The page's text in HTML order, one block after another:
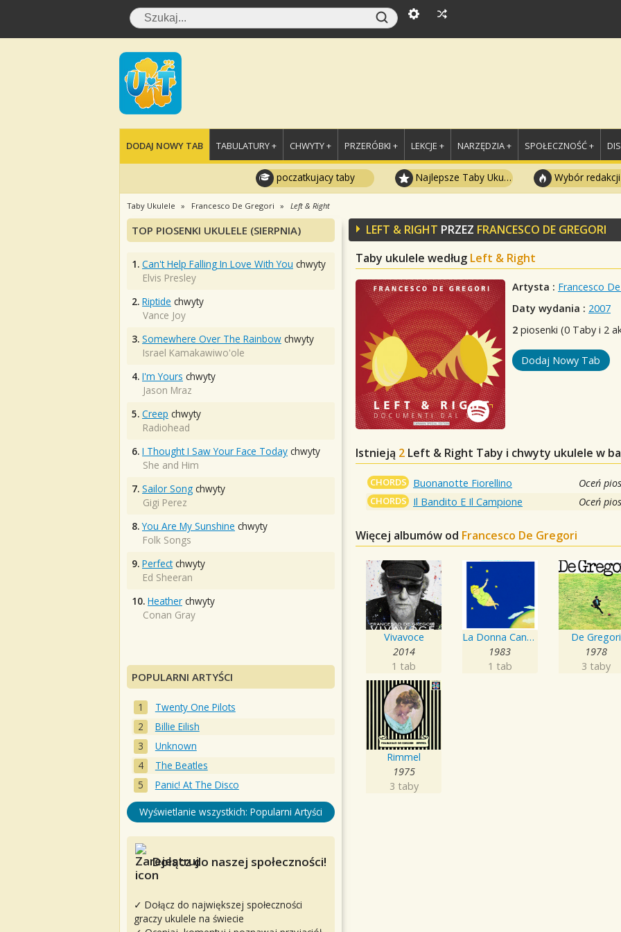
DODAJ NOWY TAB TABULATURY + CHWYTY + PRZERÓBKI + LEKCJE + NARZĘDZIA + SPOŁECZNOŚĆ +
poczatkujacy taby Najlepsze Taby Ukulele Wybór redakcji
Taby Ukulele Francesco De Gregori Left & Right
LEFT & RIGHT PRZEZ FRANCESCO DE GREGORI
Taby ukulele według Left & Right
Artysta : Francesco
Daty wydania : 2007
2 piosenki (0 Taby i 2
Dodaj Nowy Tab
Istnieją 2 Left & Right Taby i chwyty ukulele w
CHORDS Buonanotte Fiorellino Oceń
CHORDS Il Bandito E Il Campione Oceń
Więcej albumów od Francesco De Gregori
Vivavoce
2014
1 tab
La Donna Cannone
1983
1 tab
De Gregori
1978
3 taby
Rimmel
1975
3 taby
TOP PIOSENKI UKULELE (SIERPNIA)
1. Can't Help Falling In Love With You chwyty
Elvis Presley
2. Riptide chwyty
Vance Joy
3. Somewhere Over The Rainbow chwyty
Israel Kamakawiwo'ole
4. I'm Yours chwyty
Jason Mraz
5. Creep chwyty
Radiohead
6. I Thought I Saw Your Face Today chwyty
She and Him
7. Sailor Song chwyty
Gigi Perez
8. You Are My Sunshine chwyty
Folk Songs
9. Perfectchwyty
Ed Sheeran
10. Heather chwyty
Conan Gray
POPULARNI ARTYŚCI
Twenty One Pilots
Billie Eilish
Unknown
The Beatles
Panic! At The Disco
Wyświetlanie wszystkich: Popularni Artyści
Dołącz do naszej społeczności!
✓ Dołącz do największej społeczności
graczy ukulele na świecie